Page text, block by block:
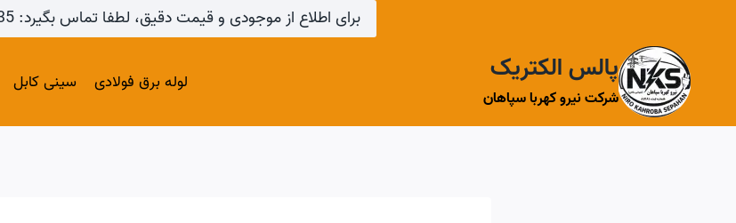
برای اطلاع از موجودی و قیمت دقیق، لطفا تماس بگیرد: 09133762435
پالس الکتریک
شرکت نیرو کهربا سپاهان
لوله برق فولادی سینی کابل